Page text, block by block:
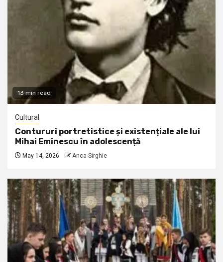
13 min read
Cultural
Contururi portretistice și existențiale ale lui
Mihai Eminescu în adolescență
May 14, 2026 Anca Sirghie